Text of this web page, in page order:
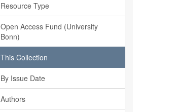
Resource Type
Open Access Fund (University
Bonn)
This Collection
By Issue Date
Authors